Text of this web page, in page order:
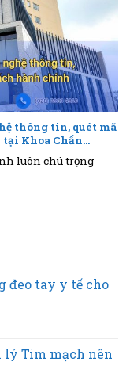
thông tin, quét mã
Khoa Chấn
luôn chú trọng
đeo tay y tế cho
lý Tim mạch nên